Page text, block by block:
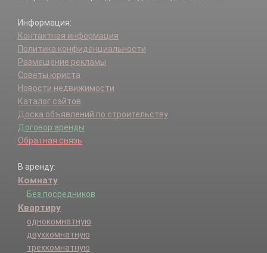
Информация:
Контактная информация
Политика конфиденциальности
Размещение рекламы
Советы юриста
Новости недвижимости
Каталог сайтов
Доска объявлений по строительству
Договор аренды
Обратная связь
В аренду:
Комнату
Без посредников
Квартиру
однокомнатную
двухкомнатную
трехкомнатную